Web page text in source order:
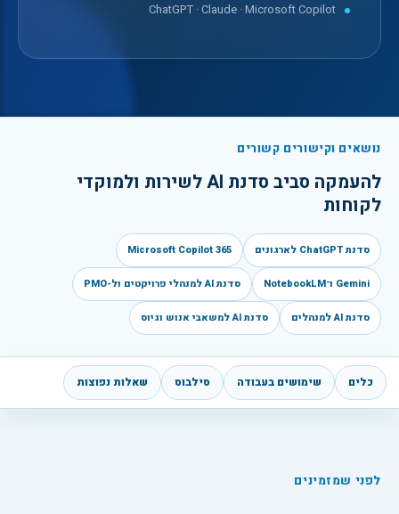
ChatGPT · Claude · Microsoft Copilot
נושאים וקישורים קשורים
להעמקה סביב
סדנת AI לשירות ולמוקדי
לקוחות
סדנת ChatGPT לארגונים Microsoft Copilot 365
Gemini ו־NotebookLM סדנת AI למנהלי פרויקטים ול-PMO
סדנת AI למנהלים סדנת AI למשאבי אנוש וגיוס
כלים שימושים בעבודה סילבוס שאלות נפוצות
לפני שמזמינים